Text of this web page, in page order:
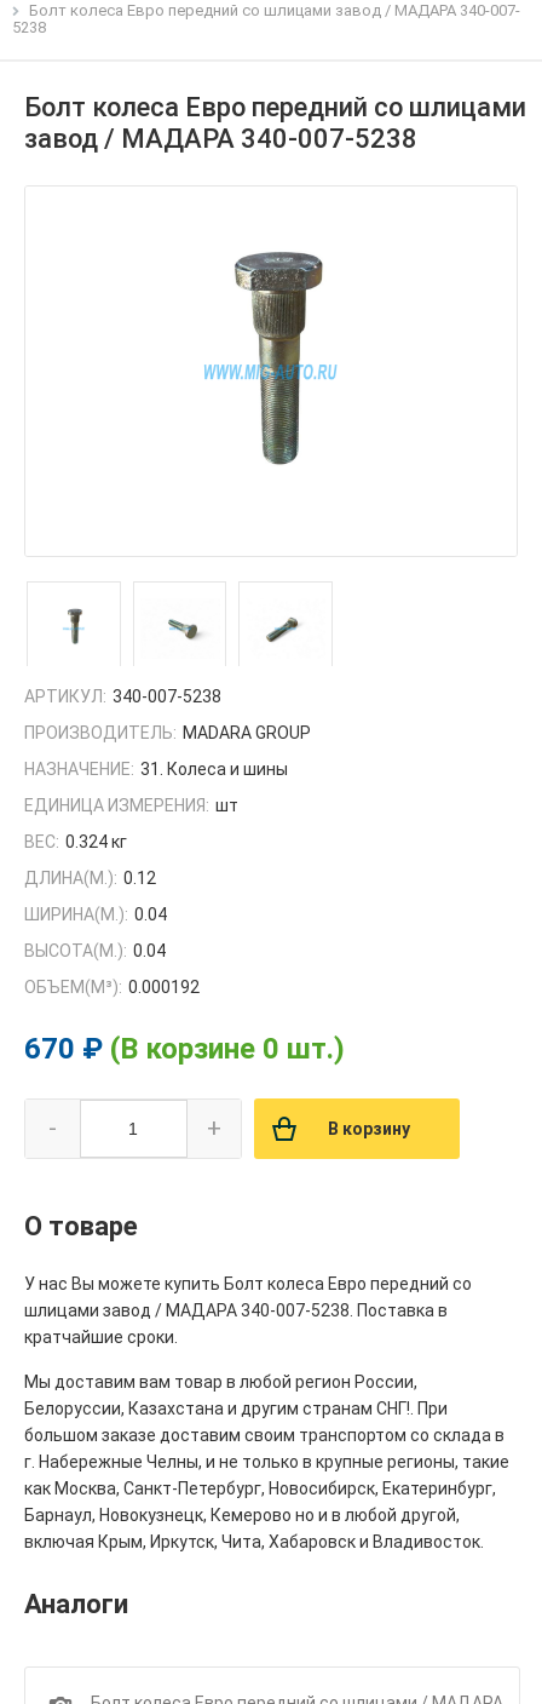
Болт колеса Евро передний со шлицами завод / МАДАРА 340-007-
5238
Болт колеса Евро передний со шлицами
завод / МАДАРА 340-007-5238
АРТИКУЛ: 340-007-5238
ПРОИЗВОДИТЕЛЬ: MADARA GROUP
НАЗНАЧЕНИЕ: 31. Колеса и шины
ЕДИНИЦА ИЗМЕРЕНИЯ: шт
ВЕС: 0.324 кг
ДЛИНА(М.): 0.12
ШИРИНА(М.): 0.04
ВЫСОТА(М.): 0.04
ОБЪЕМ(M³): 0.000192
670 ₽ (В корзине 0 шт.)
- + В корзину
О товаре
У нас Вы можете купить Болт колеса Евро передний со
шлицами завод / МАДАРА 340-007-5238. Поставка в
кратчайшие сроки.
Мы доставим вам товар в любой регион России,
Белоруссии, Казахстана и другим странам СНГ!. При
большом заказе доставим своим транспортом со склада в
г. Набережные Челны, и не только в крупные регионы, такие
как Москва, Санкт-Петербург, Новосибирск, Екатеринбург,
Барнаул, Новокузнецк, Кемерово но и в любой другой,
включая Крым, Иркутск, Чита, Хабаровск и Владивосток.
Аналоги